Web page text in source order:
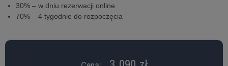
30% – w dniu rezerwacji online
70% – 4 tygodnie do rozpoczęcia